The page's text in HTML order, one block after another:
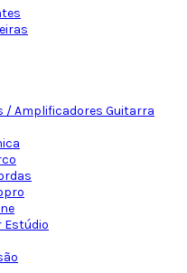
/ Amplificadores Guitarra
Estúdio